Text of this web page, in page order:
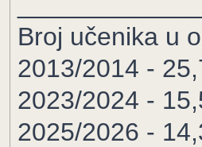
Broj učenika u
2013/2014 -
2023/2024 -
2025/2026 -